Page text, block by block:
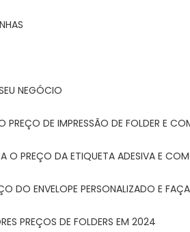
NEGÓCIO
O PREÇO DE IMPRESSÃO DE FOLDER E
O PREÇO DA ETIQUETA ADESIVA E
DO ENVELOPE PERSONALIZADO E
PREÇOS DE FOLDERS EM 2024